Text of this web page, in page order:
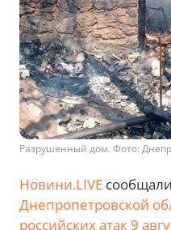
Разрушенный дом. Фото:
Новини.LIVE
Днепропетровской
российских атак 9